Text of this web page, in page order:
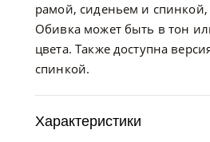
рамой, сиденьем и
Обивка может быть в тон
цвета. Также доступна
спинкой.
Характеристики